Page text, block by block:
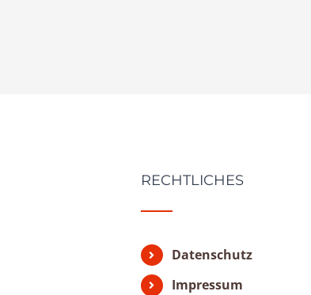
RECHTLICHES
Datenschutz
Impressum